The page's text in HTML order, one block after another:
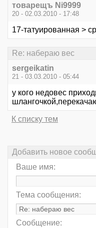
товарещъ Ni9999
20 - 02.03.2010 - 17:48
17-татуированная >
Re: набераю вес
sergeikatin
21 - 03.03.2010 - 05:44
у кого недовес
К списку тем
Добавить новое
Ваше имя:
Тема сообщения:
Сообщение: